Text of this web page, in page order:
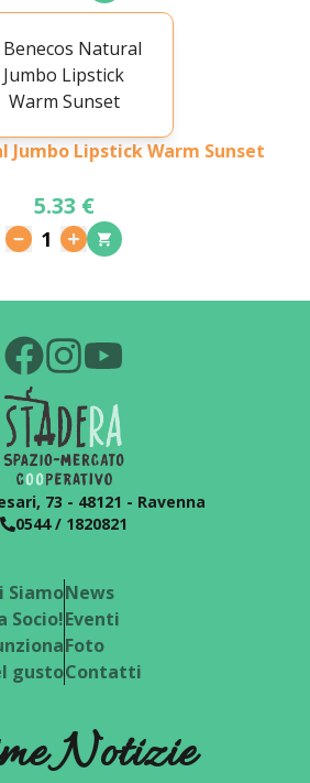
Benecos Natural Jumbo Lipstick Warm Sunset
5.33 €
1
73 - 48121 - Ravenna
0544 / 1820821
Siamo
Socio!
gusto
News
Eventi
Foto
Contatti
Notizie